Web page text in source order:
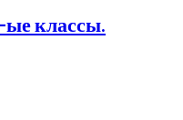
ые классы.